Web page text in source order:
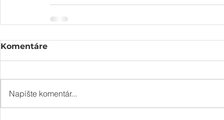
Komentáre
Napíšte komentár...